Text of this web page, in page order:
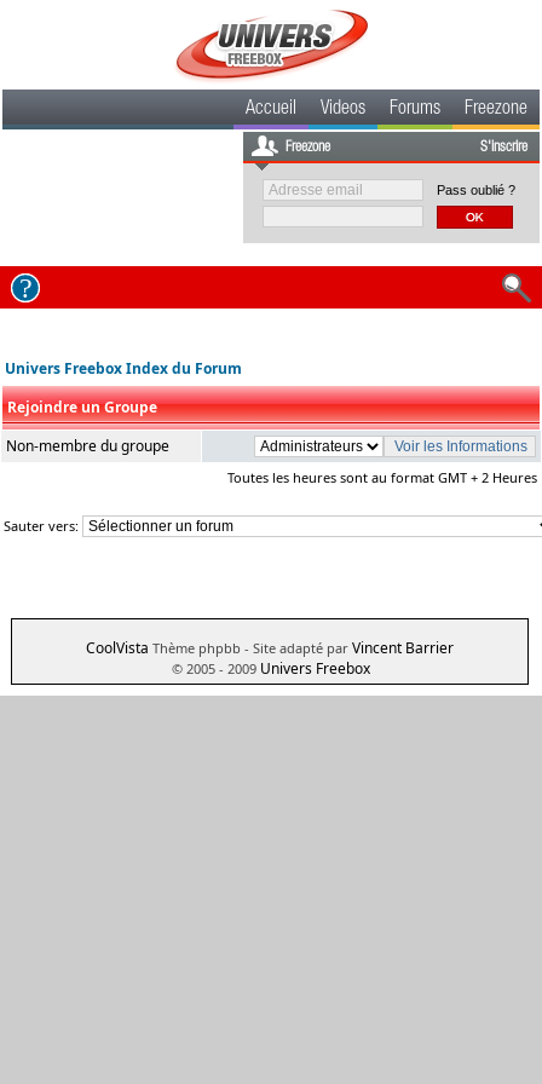
Accueil Videos Forums Freezone
Freezone S'inscrire
Pass oublié ?
Univers Freebox Index du Forum
Rejoindre un Groupe
Non-membre du groupe
Toutes les heures sont au format GMT + 2 Heures
Sauter vers:
CoolVista Thème phpbb - Site adapté par Vincent Barrier
© 2005 - 2009 Univers Freebox